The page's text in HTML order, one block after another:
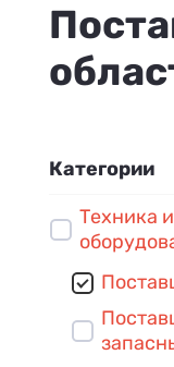
Категории
Техника и